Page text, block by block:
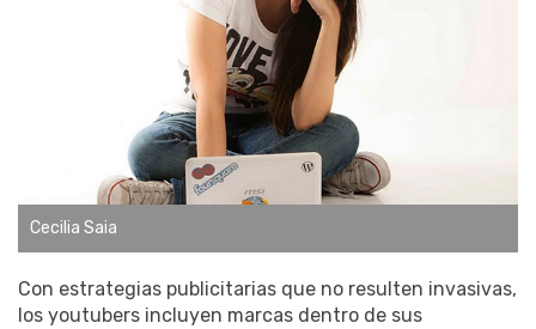
Cecilia Saia
Con estrategias publicitarias que no resulten invasivas,
los youtubers incluyen marcas dentro de sus